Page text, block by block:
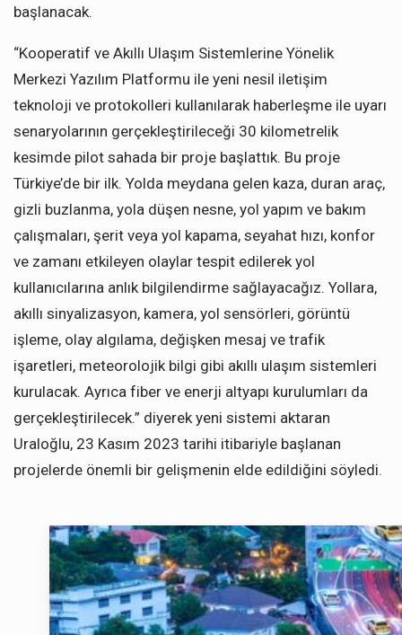
başlanacak.
“Kooperatif ve Akıllı Ulaşım Sistemlerine Yönelik
Merkezi Yazılım Platformu ile yeni nesil iletişim
teknoloji ve protokolleri kullanılarak haberleşme ile uyarı
senaryolarının gerçekleştirileceği 30 kilometrelik
kesimde pilot sahada bir proje başlattık. Bu proje
Türkiye’de bir ilk. Yolda meydana gelen kaza, duran araç,
gizli buzlanma, yola düşen nesne, yol yapım ve bakım
çalışmaları, şerit veya yol kapama, seyahat hızı, konfor
ve zamanı etkileyen olaylar tespit edilerek yol
kullanıcılarına anlık bilgilendirme sağlayacağız. Yollara,
akıllı sinyalizasyon, kamera, yol sensörleri, görüntü
işleme, olay algılama, değişken mesaj ve trafik
işaretleri, meteorolojik bilgi gibi akıllı ulaşım sistemleri
kurulacak. Ayrıca fiber ve enerji altyapı kurulumları da
gerçekleştirilecek.” diyerek yeni sistemi aktaran
Uraloğlu, 23 Kasım 2023 tarihi itibariyle başlanan
projelerde önemli bir gelişmenin elde edildiğini söyledi.